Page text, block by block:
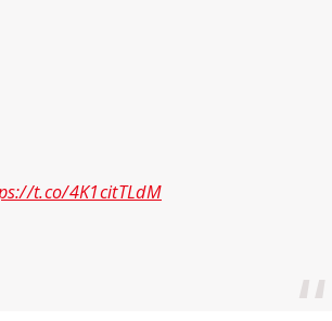
t.co/4K1citTLdM